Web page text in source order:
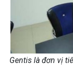
Gentis là đơn vị